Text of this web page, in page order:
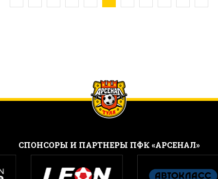
CПОНСОРЫ И ПАРТНЕРЫ ПФК «АРСЕНАЛ»